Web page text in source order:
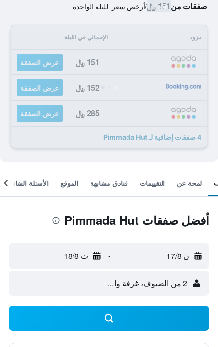
صفقات من151 ﷼ /أرخص سعر الليلة الواحدة
مزود الإجمالي في الليلة
151 ﷼ عرض الصفقة
152 ﷼ عرض الصفقة
285 ﷼ عرض الصفقة
4 صفقات إضافية لـ Pimmada Hut
لمحة عن التقييمات فنادق مشابهة الموقع الأسئلة الشائعة
أفضل صفقات Pimmada Hut
ن 17/8 - ث 18/8
2 من الضيوف، غرفة واحدة